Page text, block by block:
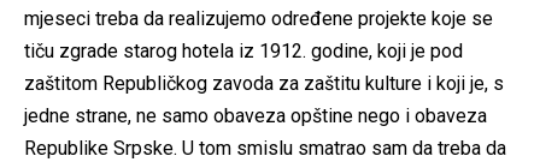
mjeseci treba da realizujemo određene projekte koje se
tiču zgrade starog hotela iz 1912. godine, koji je pod
zaštitom Republičkog zavoda za zaštitu kulture i koji je, s
jedne strane, ne samo obaveza opštine nego i obaveza
Republike Srpske. U tom smislu smatrao sam da treba da